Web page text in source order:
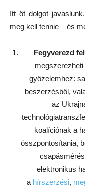
Itt öt dolgot
meg kell tennie – és
Fegyverezd
győzelemhez:
beszerzésből,
az
koalíciónak a
összpontosítania,
elektronikus
a hírszerzési,